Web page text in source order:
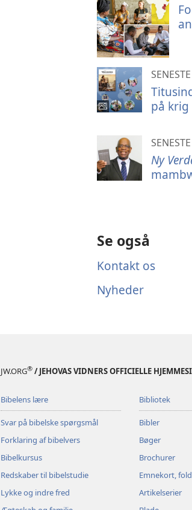
på krig
Ny
Se også
Kontakt os
Nyheder
JW.ORG® / JEHOVAS VIDNERS OFFICIELLE
Bibelens lære
Svar på bibelske spørgsmål
Forklaring af bibelvers
Bibelkursus
Redskaber til bibelstudie
Lykke og indre fred
Bibliotek
Bibler
Bøger
Brochurer
Emnekort,
Artikelserier